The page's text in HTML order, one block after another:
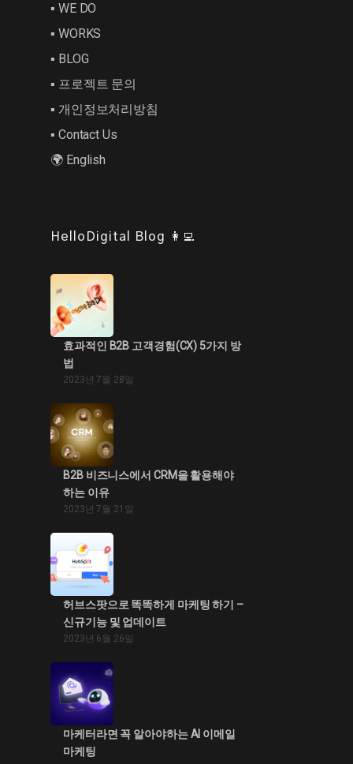
▪︎ WE DO
▪︎ WORKS
▪︎ BLOG
▪︎ 프로젝트 문의
▪︎ 개인정보처리방침
▪︎ Contact Us
🌍 English
HelloDigital Blog 👩‍💻
효과적인 B2B 고객경험(CX) 5가지 방
법
2023년 7월 28일
B2B 비즈니스에서 CRM을 활용해야
하는 이유
2023년 7월 21일
허브스팟으로 똑똑하게 마케팅 하기 –
신규기능 및 업데이트
2023년 6월 26일
마케터라면 꼭 알아야하는 AI 이메일
마케팅